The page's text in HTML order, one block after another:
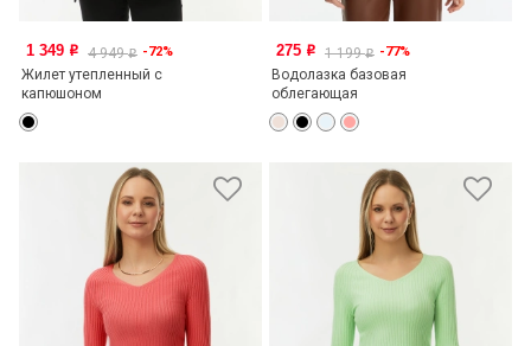
1 349 o 4 949o -72%
Жилет утепленный с
капюшоном
275 o 1 199o -77%
Водолазка базовая
облегающая